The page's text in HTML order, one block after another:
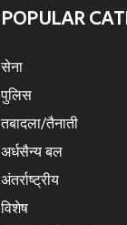
POPULAR
सेना
पुलिस
तबादला/तैनाती
अर्धसैन्य बल
अंतर्राष्ट्रीय
विशेष